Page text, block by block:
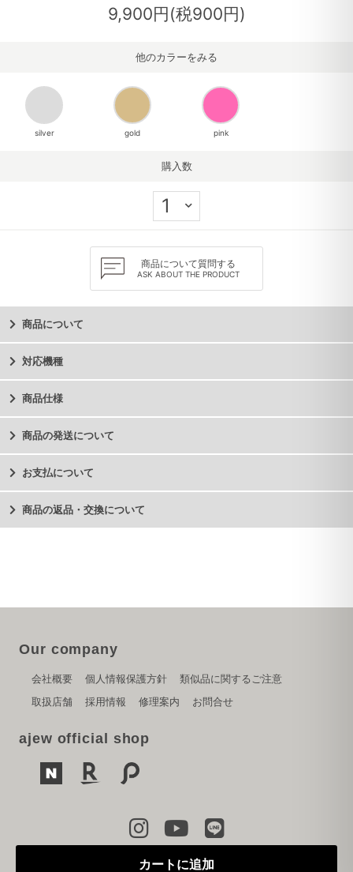
9,900円(税900円)
他のカラーをみる
silver gold pink
購入数
カートに追加
商品について質問する
ASK ABOUT THE PRODUCT
商品について
対応機種
商品仕様
商品の発送について
お支払について
商品の返品・交換について
Our company
会社概要 個人情報保護方針
類似品に関するご注意
取扱店舗
採用情報 修理案内 お問合せ
ajew official shop
Copyright © 2024 PARK CREATION inc.